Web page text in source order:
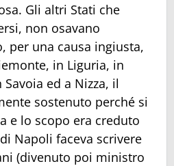
Gli altri Stati che
non osavano
per una causa ingiusta,
in Liguria, in
ed a Nizza, il
sostenuto perché si
e lo scopo era creduto
Napoli faceva scrivere
(divenuto poi ministro